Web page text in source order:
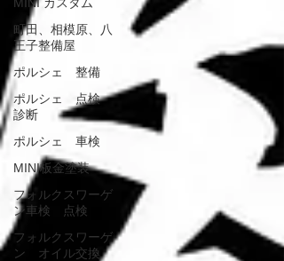
町田、相模原、八
王子整備屋
ポルシェ 整備
ポルシェ 点検
診断
ポルシェ 車検
MINI板金塗装
フォルクスワーゲ
ン車検 点検
フォルクスワーゲ
ン オイル交換